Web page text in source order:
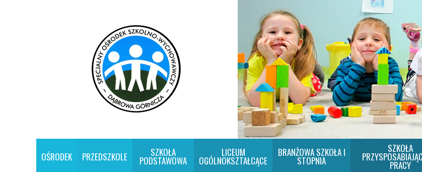
OŚRODEK PRZEDSZKOLE SZKOŁA
PODSTAWOWA
LICEUM
OGÓLNOKSZTAŁCĄCE
BRANŻOWA SZKOŁA I
STOPNIA
SZKOŁA
PRACY